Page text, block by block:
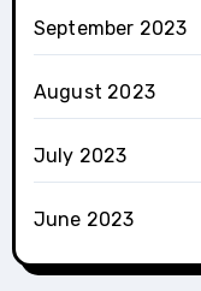
September 2023
August 2023
July 2023
June 2023